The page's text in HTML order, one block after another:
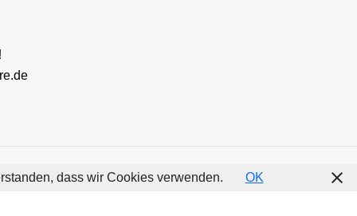
dass wir Cookies verwenden. OK